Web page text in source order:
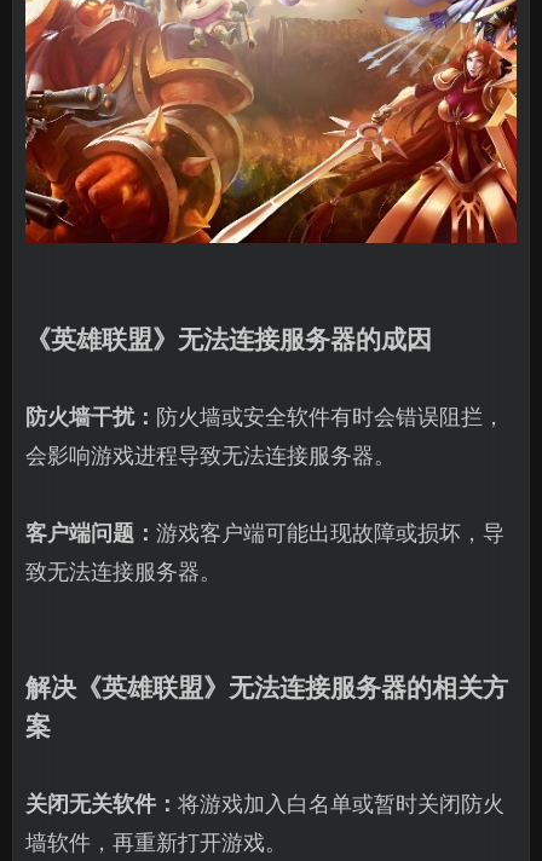
《英雄联盟》无法连接服务器的成因
防火墙干扰： 防火墙或安全软件有时会错误阻拦，
会影响游戏进程导致无法连接服务器。
客户端问题： 游戏客户端可能出现故障或损坏，导
致无法连接服务器。
解决《英雄联盟》无法连接服务器的相关方
案
关闭无关软件： 将游戏加入白名单或暂时关闭防火
墙软件，再重新打开游戏。